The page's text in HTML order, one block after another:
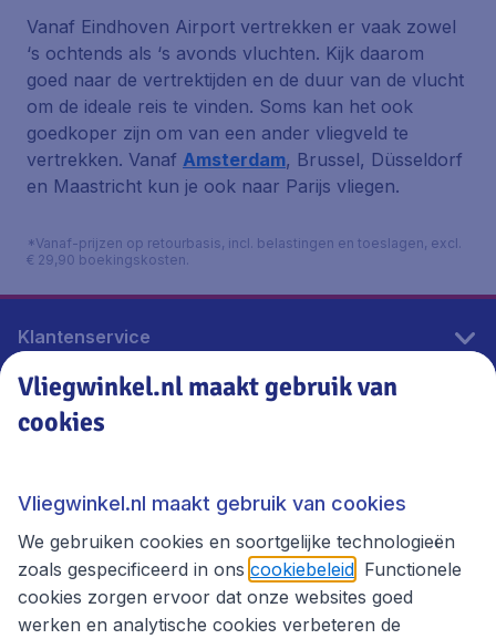
Vanaf Eindhoven Airport vertrekken er vaak zowel
‘s ochtends als ‘s avonds vluchten. Kijk daarom
goed naar de vertrektijden en de duur van de vlucht
om de ideale reis te vinden. Soms kan het ook
goedkoper zijn om van een ander vliegveld te
vertrekken. Vanaf Amsterdam, Brussel, Düsseldorf
en Maastricht kun je ook naar Parijs vliegen.
*Vanaf-prijzen op retourbasis, incl. belastingen en toeslagen, excl.
€ 29,90 boekingskosten.
Klantenservice
Vliegwinkel.nl
Thema's
Vliegwinkel.nl maakt gebruik van
cookies
Vliegwinkel.nl maakt gebruik van cookies
We gebruiken cookies en soortgelijke technologieën
zoals gespecificeerd in ons cookiebeleid . Functionele
cookies zorgen ervoor dat onze websites goed
werken en analytische cookies verbeteren de